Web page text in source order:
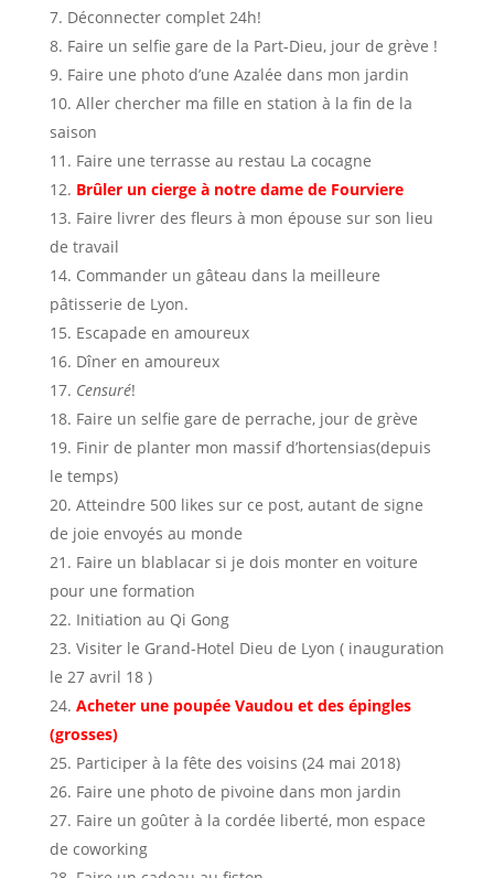
Déconnecter complet 24h!
Faire un selfie gare de la Part-Dieu, jour de grève !
Faire une photo d’une Azalée dans mon jardin
Aller chercher ma fille en station à la fin de la
saison
Faire une terrasse au restau La cocagne
Brûler un cierge à notre dame de Fourviere
Faire livrer des fleurs à mon épouse sur son lieu
de travail
Commander un gâteau dans la meilleure
pâtisserie de Lyon.
Escapade en amoureux
Dîner en amoureux
Censuré!
Faire un selfie gare de perrache, jour de grève
Finir de planter mon massif d’hortensias(depuis
le temps)
Atteindre 500 likes sur ce post, autant de signe
de joie envoyés au monde
Faire un blablacar si je dois monter en voiture
pour une formation
Initiation au Qi Gong
Visiter le Grand-Hotel Dieu de Lyon ( inauguration
le 27 avril 18 )
Acheter une poupée Vaudou et des épingles
(grosses)
Participer à la fête des voisins (24 mai 2018)
Faire une photo de pivoine dans mon jardin
Faire un goûter à la cordée liberté, mon espace
de coworking